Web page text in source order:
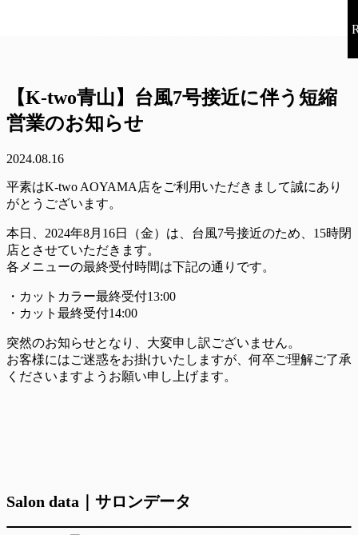
【K-two青山】台風7号接近に伴う短縮
営業のお知らせ
2024.08.16
平素はK-two AOYAMA店をご利用いただきまして誠にあり
がとうございます。
本日、2024年8月16日（金）は、台風7号接近のため、15時閉
店とさせていただきます。
各メニューの最終受付時間は下記の通りです。
・カットカラー最終受付13:00
・カット最終受付14:00
突然のお知らせとなり、大変申し訳ございません。
お客様にはご迷惑をお掛けいたしますが、何卒ご理解ご了承
くださいますようお願い申し上げます。
Salon data｜サロンデータ